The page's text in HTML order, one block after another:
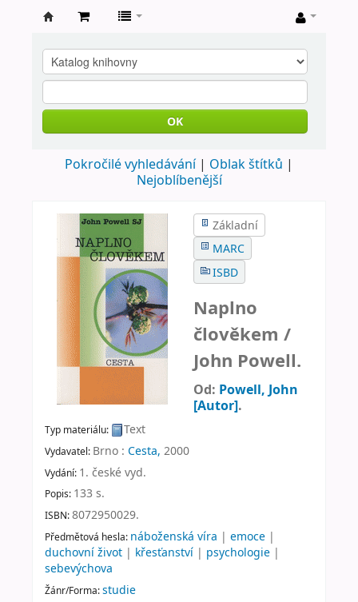
knihovna
Nové
Město
Metují
OK
Pokročilé vyhledávání
Oblak štítků
Nejoblíbenější
Základní
MARC
ISBD
Naplno
člověkem /
John Powell.
Od: Powell, John
[Autor].
Typ materiálu: Text
Vydavatel: Brno : Cesta, 2000
Vydání: 1. české vyd.
Popis: 133 s.
ISBN:8072950029.
Předmětová hesla: náboženská víra | emoce |
duchovní život | křesťanství | psychologie |
sebevýchova
Žánr/Forma:studie